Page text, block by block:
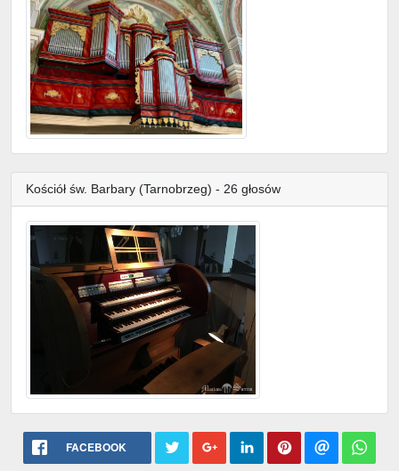
Kościół św. Barbary (Tarnobrzeg) - 26 głosów
FACEBOOK